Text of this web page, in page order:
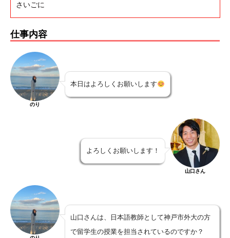
さいごに
仕事内容
のり
本日はよろしくお願いします
よろしくお願いします！
山口さん
山口さんは、日本語教師として神戸市外大の方
で留学生の授業を担当されているのですか？